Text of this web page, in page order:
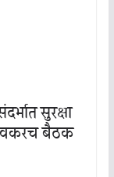
सुरक्षा
बैठक